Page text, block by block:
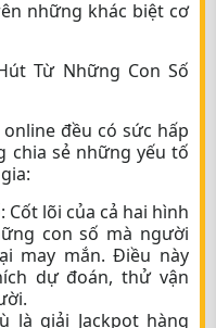
những khác biệt cơ
Từ Những Con Số
đều có sức hấp
chia sẻ những yếu tố
Cốt lõi của cả hai hình
con số mà người
may mắn. Điều này
dự đoán, thử vận
là giải Jackpot hàng